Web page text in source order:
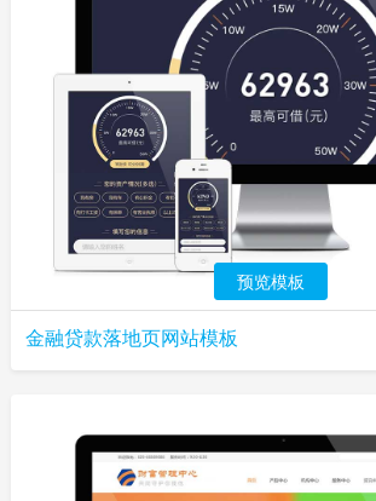
预览模板
金融贷款落地页网站模板